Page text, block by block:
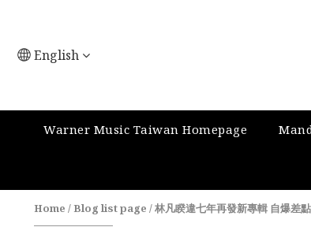
English
Warner Music Taiwan Homepage
Home / Blog list page /林凡睽違七年再發新專輯 自爆差